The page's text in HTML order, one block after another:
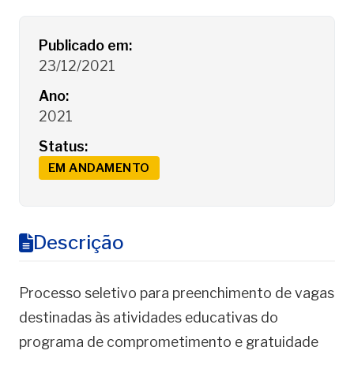
Detalhes do Processo Seletivo
Publicado em:
23/12/2021
Ano:
2021
Status:
EM ANDAMENTO
Descrição
Processo seletivo para preenchimento de vagas
destinadas às atividades educativas do
programa de comprometimento e gratuidade